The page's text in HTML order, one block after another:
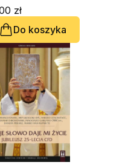
zł
Do koszyka